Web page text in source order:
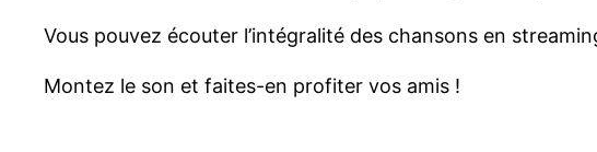
Vous pouvez écouter l’intégralité des chansons en
Montez le son et faites-en profiter vos amis !